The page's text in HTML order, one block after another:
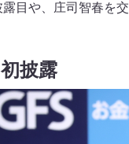
目や、庄司智春を
披露